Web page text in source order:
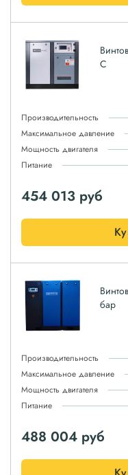
C
Производительность
Максимальное давление
Мощность двигателя
Питание
454 013 руб
бар
Производительность
Максимальное давление
Мощность двигателя
Питание
488 004 руб